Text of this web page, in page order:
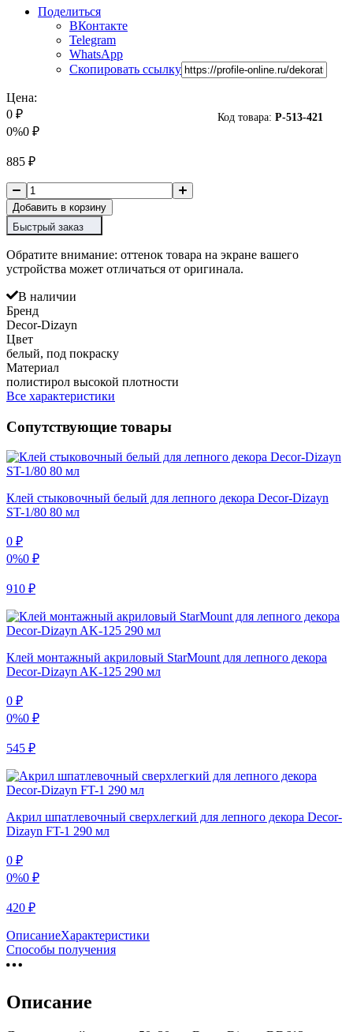
Поделиться
ВКонтакте
Telegram
WhatsApp
Скопировать ссылку
Код товара: P-513-421
Цена:
0 ₽
0%0 ₽
885 ₽
Добавить в корзину
Быстрый заказ
Обратите внимание: оттенок товара на экране вашего
устройства может отличаться от оригинала.
В наличии
Бренд
Decor-Dizayn
Цвет
белый, под покраску
Материал
полистирол высокой плотности
Все характеристики
Сопутствующие товары
Клей стыковочный белый для лепного декора Decor-Dizayn
ST-1/80 80 мл
0 ₽
0%0 ₽
910 ₽
Клей монтажный акриловый StarMount для лепного декора
Decor-Dizayn AK-125 290 мл
0 ₽
0%0 ₽
545 ₽
Акрил шпатлевочный сверхлегкий для лепного декора Decor-
Dizayn FT-1 290 мл
0 ₽
0%0 ₽
420 ₽
ОписаниеХарактеристики
Способы получения
Описание